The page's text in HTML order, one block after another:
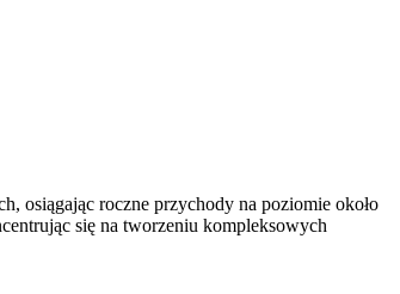
osiągając roczne przychody na poziomie około
się na tworzeniu kompleksowych